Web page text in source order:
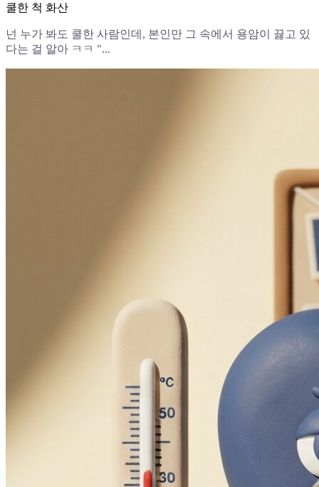
쿨한 척 화산
넌 누가 봐도 쿨한 사람인데, 본인만 그 속에서 용암이 끓고 있
다는 걸 알아 ㅋㅋ "...